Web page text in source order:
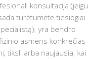
konsultacija (jeigu
turėtumėte tiesiogiai
yra bendro
asmens konkrečias
tiksli arba naujausia; kai